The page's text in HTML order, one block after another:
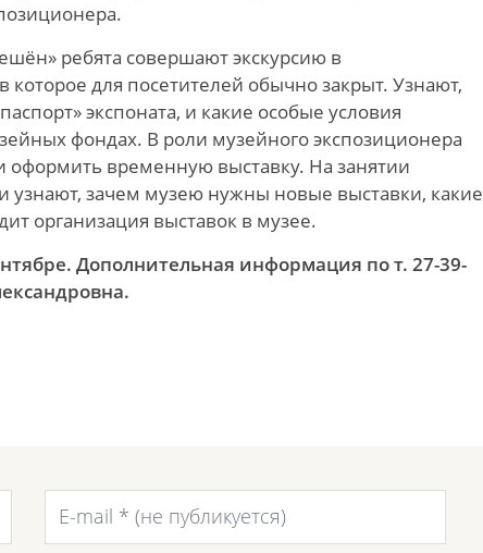
ребята совершают экскурсию в
для посетителей обычно закрыт. Узнают,
экспоната, и какие особые условия
фондах. В роли музейного экспозиционера
оформить временную выставку. На занятии
зачем музею нужны новые выставки, какие
организация выставок в музее.
Дополнительная информация по т. 27-39-